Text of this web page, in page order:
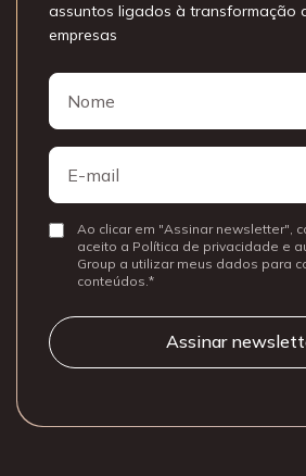
assuntos ligados à transformação
empresas
Nome
E-
mail
ConsentirAo clicar em "Assinar newsletter",
aceito a Política de privacidade e
Group a utilizar meus dados para
conteúdos.